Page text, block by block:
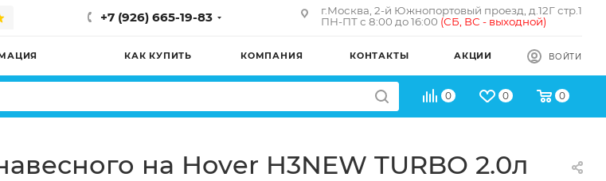
+7 (926) 665-19-83
г.Москва, 2-й Южнопортовый проезд, д.12Г стр.1
ПН-ПТ с 8:00 до 16:00 (СБ, ВС - выходной)
КАК КУПИТЬ КОМПАНИЯ КОНТАКТЫ АКЦИИ ВОЙТИ
0 0 0
на Hover H3NEW TURBO 2.0л